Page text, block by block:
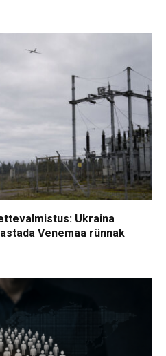
Ukraina
Venemaa rünnak